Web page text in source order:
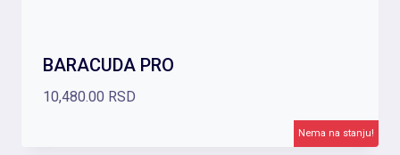
Nema na stanju!
BARACUDA PRO
10,480.00 RSD